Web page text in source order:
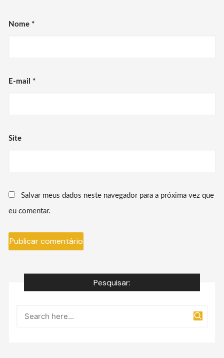
Nome *
E-mail *
Site
Salvar meus dados neste navegador para a próxima vez que
eu comentar.
Pesquisar: